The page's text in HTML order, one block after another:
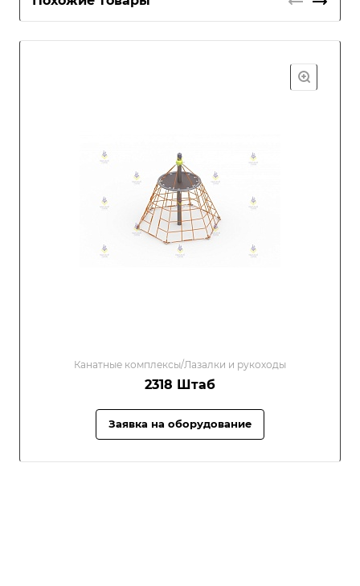
Канатные комплексы/Лазалки и рукоходы
2318 Штаб
Заявка на оборудование